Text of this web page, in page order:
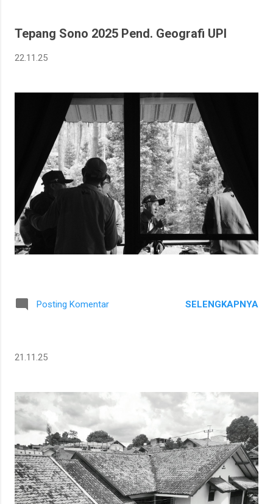
Tepang Sono 2025 Pend. Geografi UPI
22.11.25
Posting Komentar SELENGKAPNYA
21.11.25